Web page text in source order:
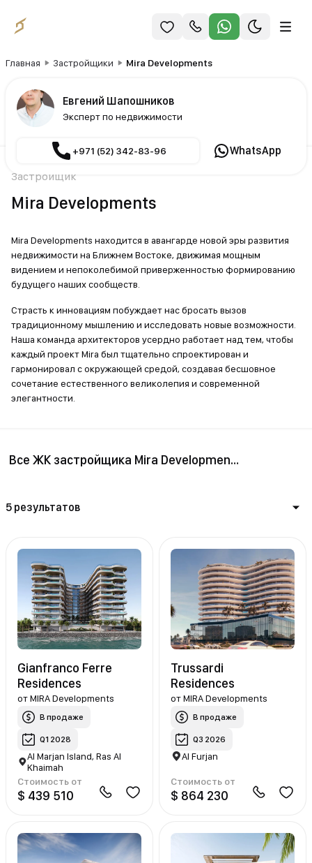
Главная Застройщики Mira Developments
Застройщик
Mira Developments
Mira Developments находится в авангарде новой эры развития
недвижимости на Ближнем Востоке, движимая мощным
видением и непоколебимой приверженностью
формированию будущего наших сообществ.
Страсть к инновациям побуждает нас бросать вызов
традиционному мышлению и исследовать новые
возможности. Наша команда архитекторов усердно работает
над тем, чтобы каждый проект Mira был тщательно
спроектирован и гармонировал с окружающей средой,
создавая бесшовное сочетание естественного великолепия и
современной элегантности.
Евгений Шапошников
Эксперт по недвижимости
+971 (52) 342-83-96 WhatsApp
Все ЖК застройщика Mira Developments
5 результатов
Gianfranco Ferre
Residences
отMIRA Developments
В продаже
Q1 2028
Al Marjan Island, Ras Al
Khaimah
Стоимость от
$ 439 510
Trussardi
Residences
отMIRA Developments
В продаже
Q3 2026
Al Furjan
Стоимость от
$ 864 230